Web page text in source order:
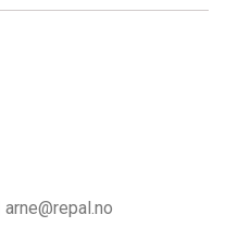
arne@repal.no